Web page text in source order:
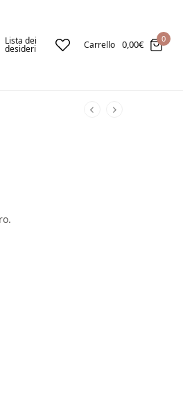
Lista dei
desideri Carrello 0,00€ 0